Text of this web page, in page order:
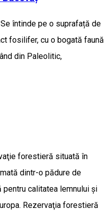
întinde pe o suprafață de
fosilifer, cu o bogată faună
din Paleolitic,
forestieră situată în
dintr-o pădure de
calitatea lemnului şi
Rezervaţia forestieră